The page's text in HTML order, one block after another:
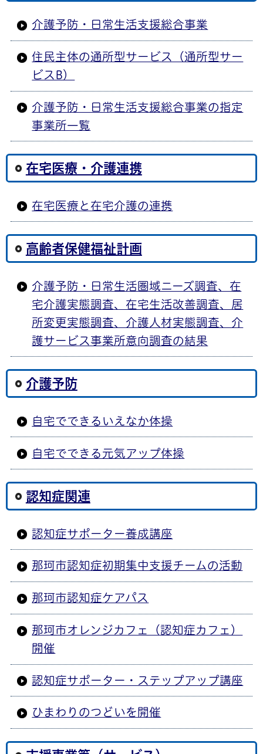
介護予防・日常生活支援総合事業
住民主体の通所型サービス（通所型サー
ビスB）
介護予防・日常生活支援総合事業の指定
事業所一覧
在宅医療・介護連携
在宅医療と在宅介護の連携
高齢者保健福祉計画
介護予防・日常生活圏域ニーズ調査、在
宅介護実態調査、在宅生活改善調査、居
所変更実態調査、介護人材実態調査、介
護サービス事業所意向調査の結果
介護予防
自宅でできるいえなか体操
自宅でできる元気アップ体操
認知症関連
認知症サポーター養成講座
那珂市認知症初期集中支援チームの活動
那珂市認知症ケアパス
那珂市オレンジカフェ（認知症カフェ）
開催
認知症サポーター・ステップアップ講座
ひまわりのつどいを開催